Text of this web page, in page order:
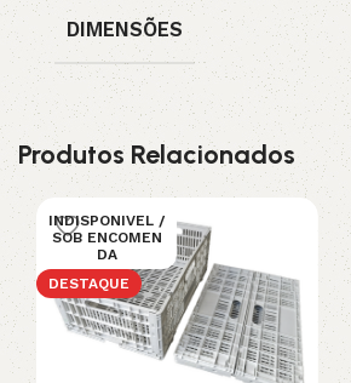
DIMENSÕES
Produtos Relacionados
INDISPONIVEL /
SOB ENCOMEN
DA
DESTAQUE